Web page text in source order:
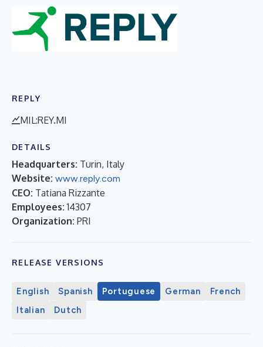
REPLY
MIL:REY.MI
DETAILS
Headquarters: Turin, Italy
Website: www.reply.com
CEO: Tatiana Rizzante
Employees: 14307
Organization: PRI
RELEASE VERSIONS
English Spanish Portuguese German
French
Italian
Dutch